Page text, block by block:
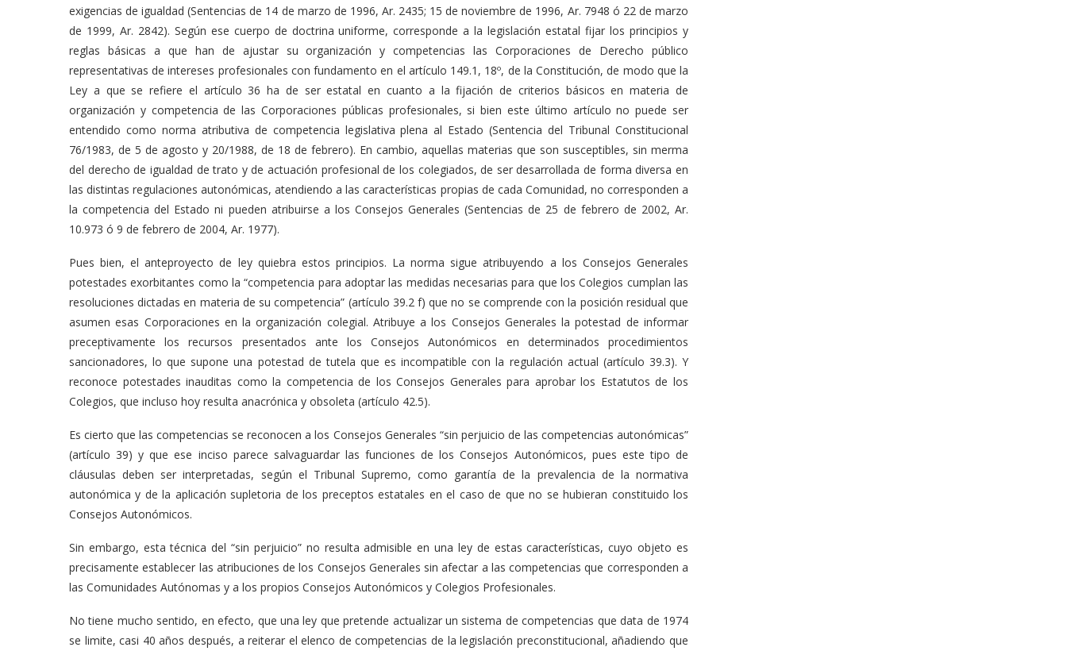
exigencias de igualdad (Sentencias de 14 de marzo de 1996, Ar. 2435; 15 de noviembre de 1996, Ar. 7948 ó 22 de marzo
de 1999, Ar. 2842). Según ese cuerpo de doctrina uniforme, corresponde a la legislación estatal fijar los principios y
reglas básicas a que han de ajustar su organización y competencias las Corporaciones de Derecho público
representativas de intereses profesionales con fundamento en el artículo 149.1, 18º, de la Constitución, de modo que la
Ley a que se refiere el artículo 36 ha de ser estatal en cuanto a la fijación de criterios básicos en materia de
organización y competencia de las Corporaciones públicas profesionales, si bien este último artículo no puede ser
entendido como norma atributiva de competencia legislativa plena al Estado (Sentencia del Tribunal Constitucional
76/1983, de 5 de agosto y 20/1988, de 18 de febrero). En cambio, aquellas materias que son susceptibles, sin merma
del derecho de igualdad de trato y de actuación profesional de los colegiados, de ser desarrollada de forma diversa en
las distintas regulaciones autonómicas, atendiendo a las características propias de cada Comunidad, no corresponden a
la competencia del Estado ni pueden atribuirse a los Consejos Generales (Sentencias de 25 de febrero de 2002, Ar.
10.973 ó 9 de febrero de 2004, Ar. 1977).
Pues bien, el anteproyecto de ley quiebra estos principios. La norma sigue atribuyendo a los Consejos Generales
potestades exorbitantes como la “competencia para adoptar las medidas necesarias para que los Colegios cumplan las
resoluciones dictadas en materia de su competencia” (artículo 39.2 f) que no se comprende con la posición residual que
asumen esas Corporaciones en la organización colegial. Atribuye a los Consejos Generales la potestad de informar
preceptivamente los recursos presentados ante los Consejos Autonómicos en determinados procedimientos
sancionadores, lo que supone una potestad de tutela que es incompatible con la regulación actual (artículo 39.3). Y
reconoce potestades inauditas como la competencia de los Consejos Generales para aprobar los Estatutos de los
Colegios, que incluso hoy resulta anacrónica y obsoleta (artículo 42.5).
Es cierto que las competencias se reconocen a los Consejos Generales “sin perjuicio de las competencias autonómicas”
(artículo 39) y que ese inciso parece salvaguardar las funciones de los Consejos Autonómicos, pues este tipo de
cláusulas deben ser interpretadas, según el Tribunal Supremo, como garantía de la prevalencia de la normativa
autonómica y de la aplicación supletoria de los preceptos estatales en el caso de que no se hubieran constituido los
Consejos Autonómicos.
Sin embargo, esta técnica del “sin perjuicio” no resulta admisible en una ley de estas características, cuyo objeto es
precisamente establecer las atribuciones de los Consejos Generales sin afectar a las competencias que corresponden a
las Comunidades Autónomas y a los propios Consejos Autonómicos y Colegios Profesionales.
No tiene mucho sentido, en efecto, que una ley que pretende actualizar un sistema de competencias que data de 1974
se limite, casi 40 años después, a reiterar el elenco de competencias de la legislación preconstitucional, añadiendo que